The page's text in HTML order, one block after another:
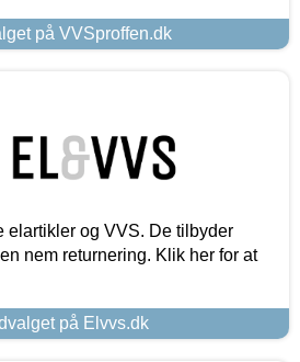
på VVSproffen.dk
elartikler og VVS. De tilbyder
nem returnering. Klik her for at
på Elvvs.dk